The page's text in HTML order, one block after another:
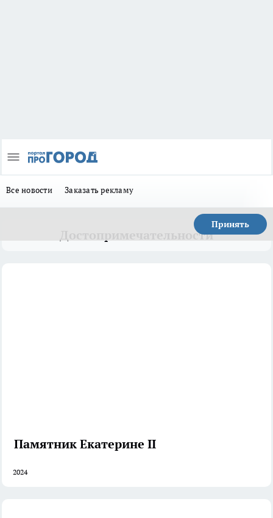
Все новости Заказать рекламу
Принять
Достопримечательности
Памятник Екатерине II
2024